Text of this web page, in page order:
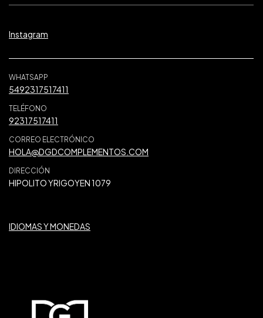
Instagram
WHATSAPP
5492317517411
TELÉFONO
92317517411
CORREO ELECTRÓNICO
HOLA@DGDCOMPLEMENTOS.COM
DIRECCIÓN
HIPOLITO YRIGOYEN 1079
IDIOMAS Y MONEDAS